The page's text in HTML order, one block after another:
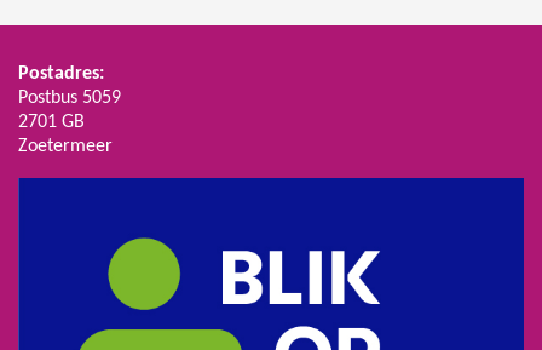
Postadres:
Postbus 5059
2701 GB
Zoetermeer